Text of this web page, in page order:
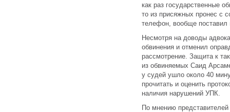
как раз государственные
то из присяжных пронес с
телефон, вообще поставил
Несмотря на доводы
обвинения и отменил
рассмотрение. Защита к
из обвиняемых Саид
у судей ушло около 40
прочитать и оценить
наличия нарушений УПК.
По мнению